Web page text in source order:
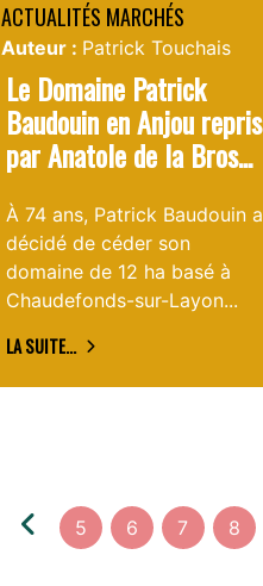
ACTUALITÉS MARCHÉS
Auteur : Patrick Touchais
Le Domaine Patrick
Baudouin en Anjou repris
par Anatole de la Bros...
À 74 ans, Patrick Baudouin a
décidé de céder son
domaine de 12 ha basé à
Chaudefonds-sur-Layon...
LA SUITE...
5 6 7 8